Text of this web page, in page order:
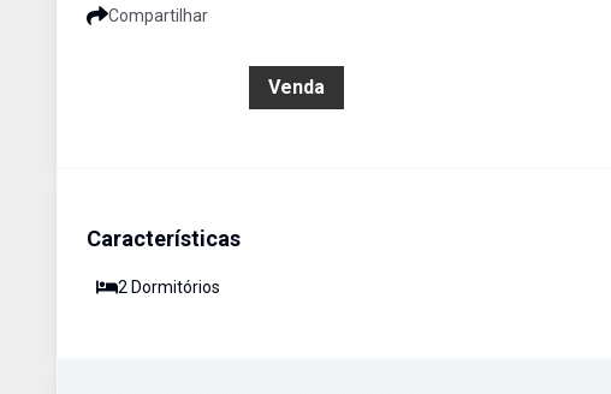
Compartilhar
Venda
Características
2 Dormitórios